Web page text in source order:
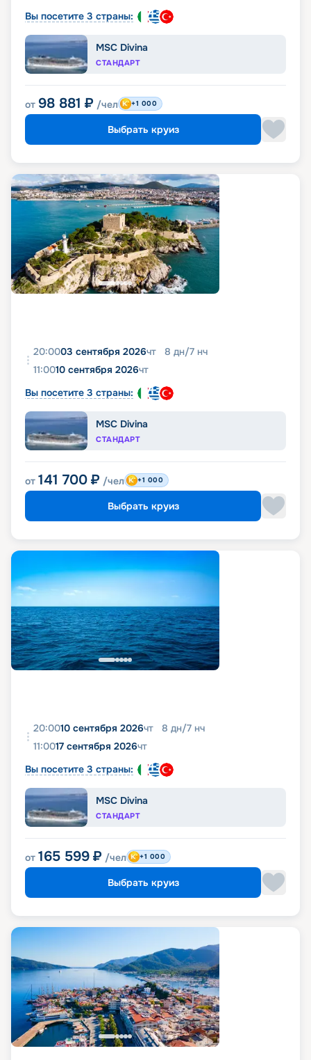
Вы посетите 3 страны:
MSC Divina
СТАНДАРТ
от 98 881 ₽ /чел +1 000
Выбрать круиз
20:0003 сентября 2026чт 8 дн/7 нч
11:0010 сентября 2026чт
Вы посетите 3 страны:
MSC Divina
СТАНДАРТ
от 141 700 ₽ /чел +1 000
Выбрать круиз
20:0010 сентября 2026чт 8 дн/7 нч
11:0017 сентября 2026чт
Вы посетите 3 страны:
MSC Divina
СТАНДАРТ
от 165 599 ₽ /чел +1 000
Выбрать круиз